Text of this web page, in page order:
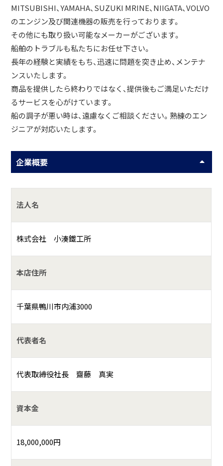
MITSUBISHI、YAMAHA、SUZUKI MRINE、NIIGATA、VOLVO
のエンジン及び関連機器の販売を行っております。
その他にも取り扱い可能なメーカーがございます。
船舶のトラブルも私たちにお任せ下さい。
長年の経験と実績をもち、迅速に問題を突き止め、メンテナ
ンスいたします。
商品を提供したら終わりではなく、提供後もご満足いただけ
るサービスを心がけています。
船の調子が悪い時は、遠慮なくご相談ください。熟練のエン
ジニアが対応いたします。
企業概要
法人名
株式会社 小湊鐵工所
本店住所
千葉県鴨川市内浦3000
代表者名
代表取締役社長 齋藤 真実
資本金
18,000,000円